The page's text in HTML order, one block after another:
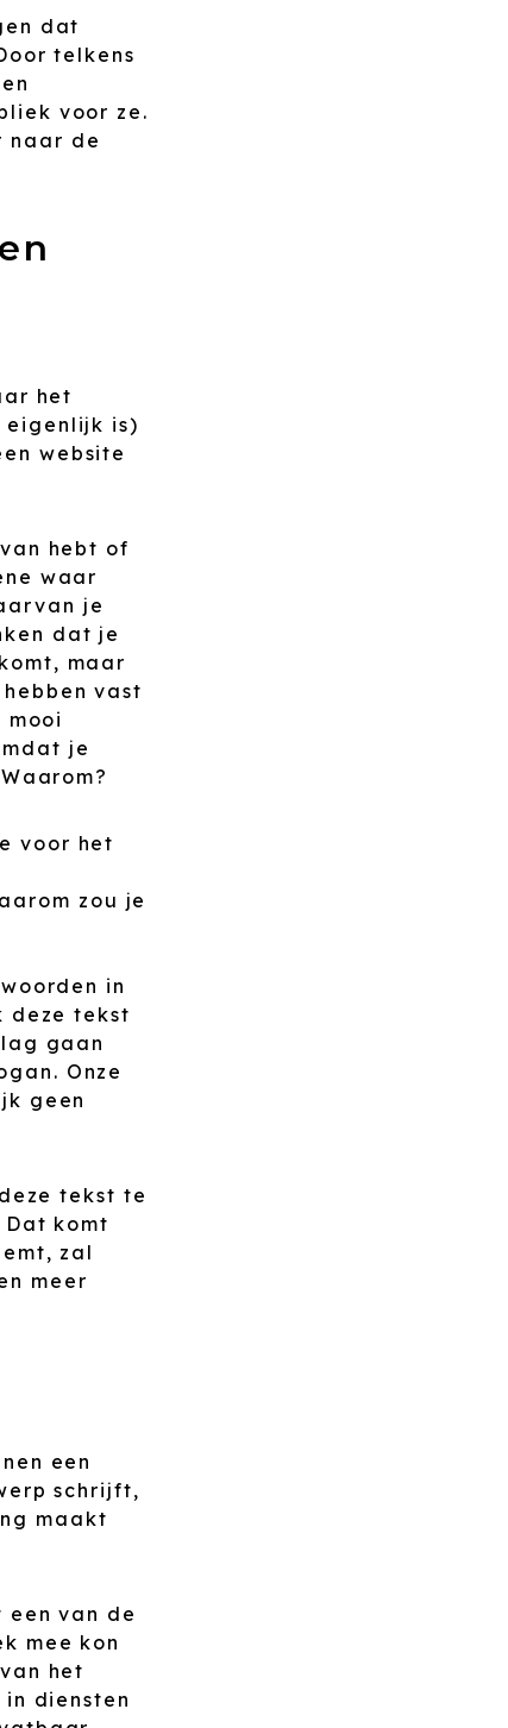
dat
telkens
voor ze.
naar de
het
eigenlijk is)
website
hebt of
waar
je
dat je
maar
vast
je
voor het
zou je
in
deze tekst
gaan
Onze
geen
tekst te
komt
zal
meer
een
schrijft,
maakt
van de
mee kon
het
diensten